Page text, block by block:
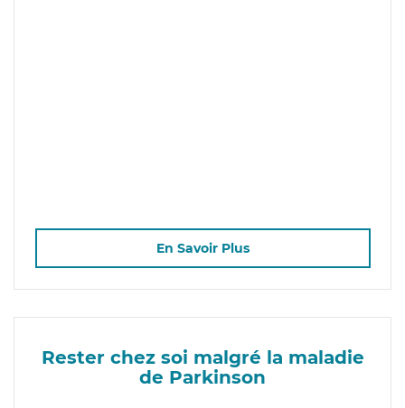
En Savoir Plus
Rester chez soi malgré la maladie
de Parkinson